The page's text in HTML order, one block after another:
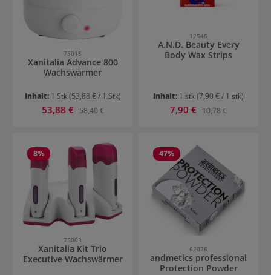
75015
Xanitalia Advance 800
Wachswärmer
Inhalt: 1 Stk(53,88 € / 1 Stk)
Verkaufspreis:
53,88 € Regulärer Preis:
58,40 €
12546
A.N.D. Beauty Every
Body Wax Strips
Inhalt: 1 stk(7,90 € / 1 stk)
Verkaufspreis:
7,90 € Regulärer Preis:
10,78 €
8%
75003
Xanitalia Kit Trio
Executive Wachswärmer
47%
62076
andmetics professional
Protection Powder